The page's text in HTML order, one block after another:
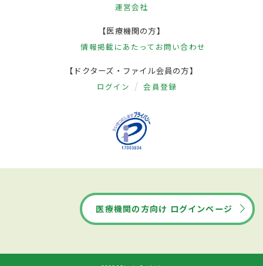
運営会社
【医療機関の方】
情報掲載にあたって お問い合わせ
【ドクターズ・ファイル会員の方】
ログイン 会員登録
医療機関の方向け ログインページ